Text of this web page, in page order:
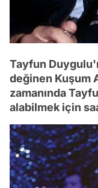
Tayfun
değinen Kuşum
zamanında
alabilmek için